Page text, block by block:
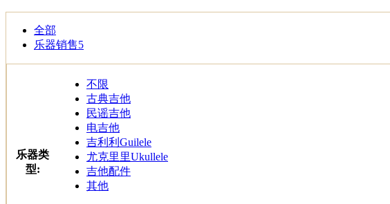
全部
乐器销售5
乐器类
型:
不限
古典吉他
民谣吉他
电吉他
吉利利Guilele
尤克里里Ukullele
吉他配件
其他